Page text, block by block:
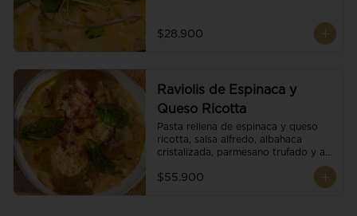
$28.900
Raviolis de Espinaca y
Queso Ricotta
Pasta rellena de espinaca y queso
ricotta, salsa alfredo, albahaca
cristalizada, parmesano trufado y ajo
$55.900